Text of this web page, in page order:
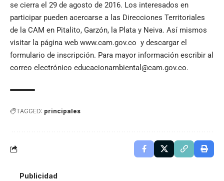
se cierra el 29 de agosto de 2016. Los interesados en
participar pueden acercarse a las Direcciones Territoriales
de la CAM en Pitalito, Garzón, la Plata y Neiva. Así mismos
visitar la página web www.cam.gov.co y descargar el
formulario de inscripción. Para mayor información escribir al
correo electrónico educacionambiental@cam.gov.co.
TAGGED: principales
Publicidad